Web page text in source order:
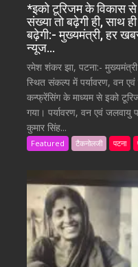
*इको टूरिजम के विकास से
संख्या तो बढ़ेगी ही, साथ
बढ़ेगी:- मुख्यमंत्री, हर
न्यूज…
रमेश शंकर झा, पटना:-
स्थित संकल्प में पर्यावरण, वन एवं
कन्फ्रेंसिंग के माध्यम से इको
गया। पर्यावरण, वन एवं जलवायु
कुमार सिंह...
Featured टैकनोलजी पटना